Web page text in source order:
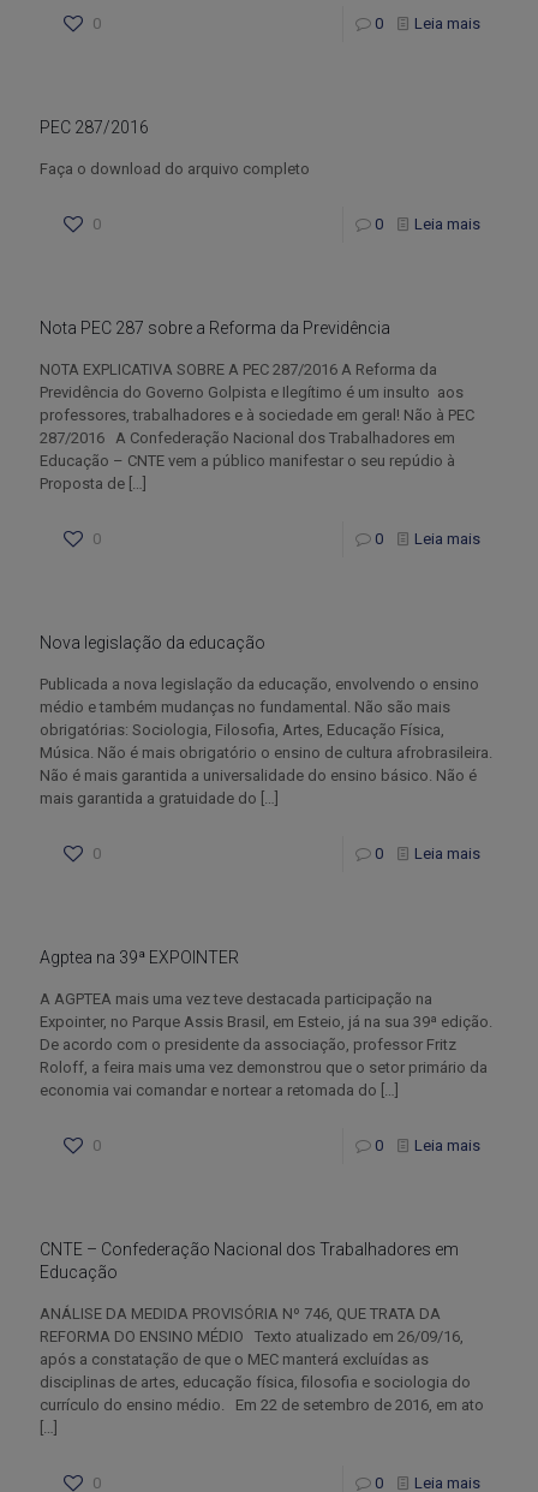
0 0 Leia mais
PEC 287/2016
Faça o download do arquivo completo
0 0 Leia mais
Nota PEC 287 sobre a Reforma da Previdência
NOTA EXPLICATIVA SOBRE A PEC 287/2016 A Reforma da
Previdência do Governo Golpista e Ilegítimo é um insulto aos
professores, trabalhadores e à sociedade em geral! Não à PEC
287/2016 A Confederação Nacional dos Trabalhadores em
Educação – CNTE vem a público manifestar o seu repúdio à
Proposta de
0 0 Leia mais
Nova legislação da educação
Publicada a nova legislação da educação, envolvendo o ensino
médio e também mudanças no fundamental. Não são mais
obrigatórias: Sociologia, Filosofia, Artes, Educação Física,
Música. Não é mais obrigatório o ensino de cultura afrobrasileira.
Não é mais garantida a universalidade do ensino básico. Não é
mais garantida a gratuidade do
0 0 Leia mais
Agptea na 39ª EXPOINTER
A AGPTEA mais uma vez teve destacada participação na
Expointer, no Parque Assis Brasil, em Esteio, já na sua 39ª edição.
De acordo com o presidente da associação, professor Fritz
Roloff, a feira mais uma vez demonstrou que o setor primário da
economia vai comandar e nortear a retomada do
0 0 Leia mais
CNTE – Confederação Nacional dos Trabalhadores em
Educação
ANÁLISE DA MEDIDA PROVISÓRIA Nº 746, QUE TRATA DA
REFORMA DO ENSINO MÉDIO Texto atualizado em 26/09/16,
após a constatação de que o MEC manterá excluídas as
disciplinas de artes, educação física, filosofia e sociologia do
currículo do ensino médio. Em 22 de setembro de 2016, em ato
0 0 Leia mais